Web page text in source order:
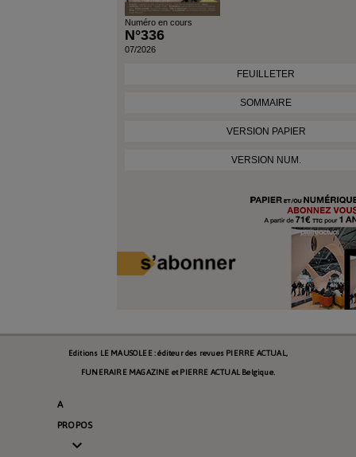
Numéro en cours
N°336
07/2026
FEUILLETER
SOMMAIRE
VERSION PAPIER
VERSION NUM.
Editions LE MAUSOLEE : éditeur des revues PIERRE ACTUAL,
FUNERAIRE MAGAZINE et PIERRE ACTUAL Belgique.
A
PROPOS
